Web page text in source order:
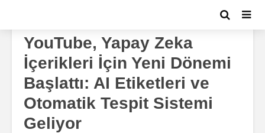
YouTube, Yapay Zeka
İçerikleri İçin Yeni Dönemi
Başlattı: AI Etiketleri ve
Otomatik Tespit Sistemi
Geliyor